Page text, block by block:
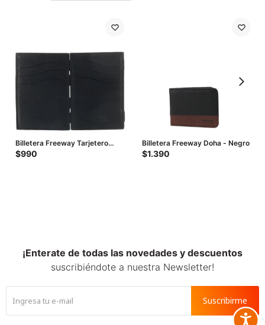
Billetera Freeway Tarjetero
Evolution - Negro
$990
Billetera Freeway Doha - Negro
$1.390
¡Enterate de todas las novedades y descuentos
suscribiéndote a nuestra Newsletter!
Suscribirme